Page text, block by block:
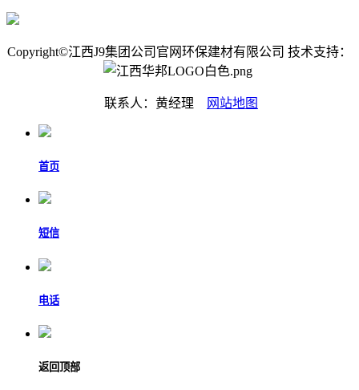
Copyright©江西J9集团公司官网环保建材有限公司 技术支持：
联系人：黄经理 网站地图
首页
短信
电话
返回顶部